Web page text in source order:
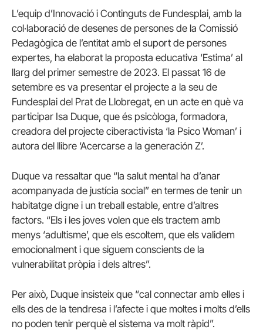
L’equip d’Innovació i Continguts de Fundesplai, amb la
col·laboració de desenes de persones de la Comissió
Pedagògica de l’entitat amb el suport de persones
expertes, ha elaborat la proposta educativa ‘Estima’ al
llarg del primer semestre de 2023. El passat 16 de
setembre es va presentar el projecte a la seu de
Fundesplai del Prat de Llobregat, en un acte en què va
participar Isa Duque, que és psicòloga, formadora,
creadora del projecte ciberactivista ‘la Psico Woman’ i
autora del llibre ‘Acercarse a la generación Z’.
Duque va ressaltar que “la salut mental ha d’anar
acompanyada de justícia social” en termes de tenir un
habitatge digne i un treball estable, entre d’altres
factors. “Els i les joves volen que els tractem amb
menys ‘adultisme’, que els escoltem, que els validem
emocionalment i que siguem conscients de la
vulnerabilitat pròpia i dels altres”.
Per això, Duque insisteix que “cal connectar amb elles i
ells des de la tendresa i l’afecte i que moltes i molts d’ells
no poden tenir perquè el sistema va molt ràpid”.